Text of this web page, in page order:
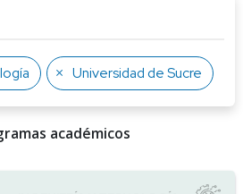
Universidad de Sucre
académicos